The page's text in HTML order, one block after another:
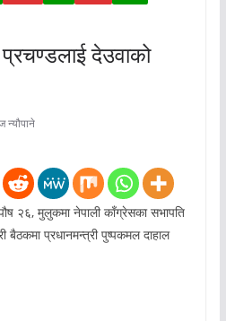
देउवाको
न्यौपाने
२६, मुलुकमा नेपाली काँग्रेसका सभापति
बैठकमा प्रधानमन्त्री पुष्पकमल दाहाल